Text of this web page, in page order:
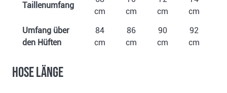
Taillenumfang
cm
cm
cm
cm
Umfang über
den Hüften
84
cm
86
cm
90
cm
92
cm
Hose Länge